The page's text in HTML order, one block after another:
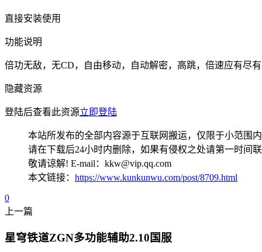
直接安装使用
功能说明
倍功无敌，无CD，自由移动，自动解密，高跳，倍速应有尽有
隐藏资源
登陆后查看此资源立即登陆
本站所发布的全部内容源于互联网搬运，仅限于小范围
请在下载后24小时内删除，如果有侵权之处请第一时间
敬请谅解! E-mail：kkw@vip.qq.com
本文链接： https://www.kunkunwu.com/post/8709.html
0
上一篇
星穹铁道ZGN多功能辅助2.10国服